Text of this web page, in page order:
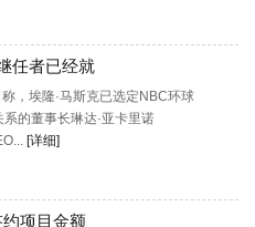
任者已经就
，埃隆·马斯克已选定NBC环球
的董事长琳达·亚卡里诺
[详细]
项目金额